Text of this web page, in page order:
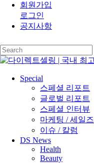
main
content
회원가입
로그인
공지사항
Close
search
Menu
Special
스페셜 리포트
글로벌 리포트
스페셜 인터뷰
마케팅 / 세일즈
이슈 / 칼럼
DS News
Health
Beauty